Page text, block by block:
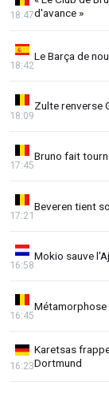
d'avance »
18:47
Le Barça de
18:42
Zulte renverse
18:09
Bruno fait
17:45
Beveren tient
17:21
Mokio sauve
16:58
Métamorphose
16:45
Karetsas
Dortmund
16:23